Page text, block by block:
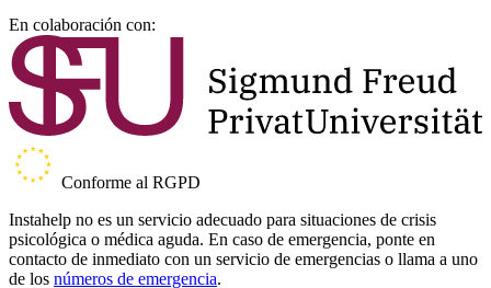
En colaboración con:
Conforme al RGPD
Instahelp no es un servicio adecuado para situaciones de crisis
psicológica o médica aguda. En caso de emergencia, ponte en
contacto de inmediato con un servicio de emergencias o llama a uno
de los números de emergencia.